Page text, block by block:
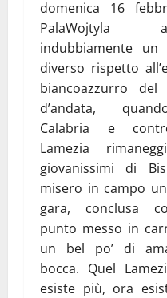
domenica 16
PalaWojtyla
indubbiamente un
diverso rispetto
biancoazzurro del
d’andata,
Calabria e
Lamezia
giovanissimi di
misero in campo
gara, conclusa
punto messo in
un bel po’ di
bocca. Quel
esiste più, ora